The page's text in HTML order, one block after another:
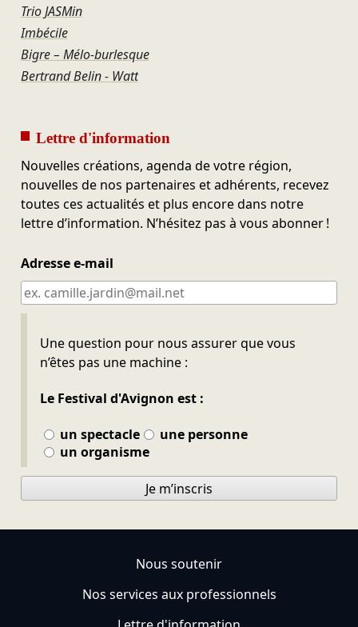
Trio JASMin
Imbécile
Bigre – Mélo-burlesque
Bertrand Belin - Watt
Lettre d'information
Nouvelles créations, agenda de votre région,
nouvelles de nos partenaires et adhérents, recevez
toutes ces actualités et plus encore dans notre
lettre d’information. N’hésitez pas à vous abonner !
Adresse e-mail
Une question pour nous assurer que vous
n’êtes pas une machine :
Le Festival d'Avignon est :
un spectacle
une personne
un organisme
Ne pas remplir
Je m’inscris
Nous soutenir
Nos services aux professionnels